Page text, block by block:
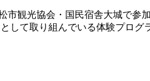
観光協会・国民宿舎大城で参加
して取り組んでいる体験プログ